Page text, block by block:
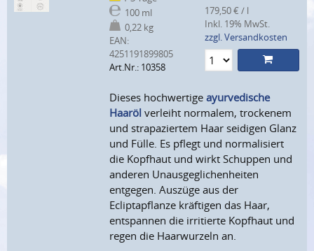
100 ml
0,22 kg
EAN:
4251191899805
Art.Nr.: 10358
179,50 € / l
Inkl. 19% MwSt.
zzgl. Versandkosten
Dieses hochwertigeayurvedische
Haaröl verleiht normalem, trockenem
und strapaziertem Haar seidigen Glanz
und Fülle. Es pflegt und normalisiert
die Kopfhaut und wirkt Schuppen und
anderen Unausgeglichenheiten
entgegen. Auszüge aus der
Ecliptapflanze kräftigen das Haar,
entspannen die irritierte Kopfhaut und
regen die Haarwurzeln an.